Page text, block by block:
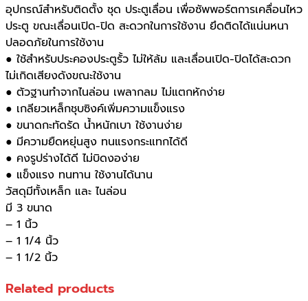
อุปกรณ์สำหรับติดตั้ง ชุด ประตูเลื่อน เพื่อซัพพอร์ตการเคลื่อนไหว
ประตู ขณะเลื่อนเปิด-ปิด สะดวกในการใช้งาน ยึดติดได้แน่นหนา
ปลอดภัยในการใช้งาน
● ใช้สำหรับประคองประตูรั้ว ไม่ให้ล้ม และเลื่อนเปิด-ปิดได้สะดวก
ไม่เกิดเสียงดังขณะใช้งาน
● ตัวฐานทำจากไนล่อน เพลากลม ไม่แตกหักง่าย
● เกลียวเหล็กชุบซิงค์เพิ่มความแข็งแรง
● ขนาดกะทัดรัด น้ำหนักเบา ใช้งานง่าย
● มีความยืดหยุ่นสูง ทนแรงกระแทกได้ดี
● คงรูปร่างได้ดี ไม่บิดงอง่าย
● แข็งแรง ทนทาน ใช้งานได้นาน
วัสดุมีทั้งเหล็ก และ ไนล่อน
มี 3 ขนาด
– 1 นิ้ว
– 1 1/4 นิ้ว
– 1 1/2 นิ้ว
Related products